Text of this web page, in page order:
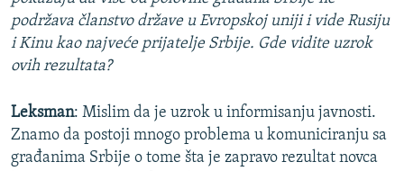
podržava članstvo države u Evropskoj uniji i vide Rusiju
i Kinu kao najveće prijatelje Srbije. Gde vidite uzrok
ovih rezultata?
Leksman: Mislim da je uzrok u informisanju javnosti.
Znamo da postoji mnogo problema u komuniciranju sa
građanima Srbije o tome šta je zapravo rezultat novca